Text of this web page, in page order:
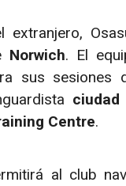
Norwich. El
sus
ciudad
Centre.
al club